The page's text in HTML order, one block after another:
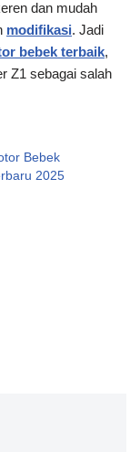
dan mudah
modifikasi. Jadi
bebek terbaik,
Z1 sebagai salah
Bebek
2025